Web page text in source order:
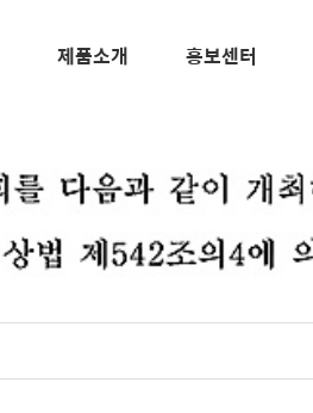
제품소개 홍보센터